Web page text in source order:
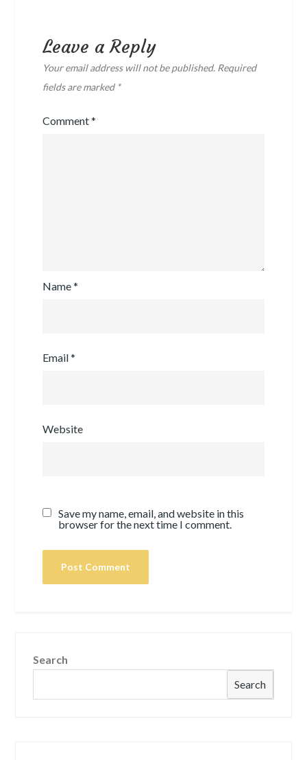
Leave a Reply
Your email address will not be published. Required
fields are marked *
Comment*
Name*
Email*
Website
Save my name, email, and website in this
browser for the next time I comment.
Search
Search